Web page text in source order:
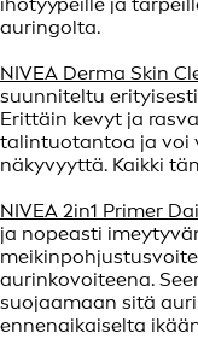
auringolta.
NIVEA Derma Skin
suunniteltu erityisesti
Erittäin kevyt ja
talintuotantoa ja voi
näkyvyyttä. Kaikki
NIVEA 2in1 Primer
ja nopeasti
aurinkovoiteena.
suojaamaan sitä
ennenaikaiselta